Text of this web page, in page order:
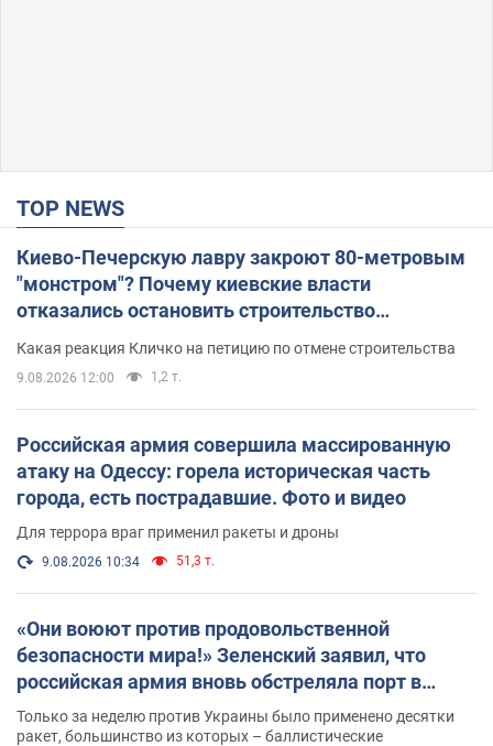
TOP NEWS
Киево-Печерскую лавру закроют 80-метровым
"монстром"? Почему киевские власти
отказались остановить строительство
Какая реакция Кличко на петицию по отмене строительства
9.08.2026 12:00 1,2 т.
Российская армия совершила массированную
атаку на Одессу: горела историческая часть
города, есть пострадавшие. Фото и видео
Для террора враг применил ракеты и дроны
9.08.2026 10:34 51,3 т.
«Они воюют против продовольственной
безопасности мира!» Зеленский заявил, что
российская армия вновь обстреляла порт в
Одессе
Только за неделю против Украины было применено десятки
ракет, большинство из которых – баллистические